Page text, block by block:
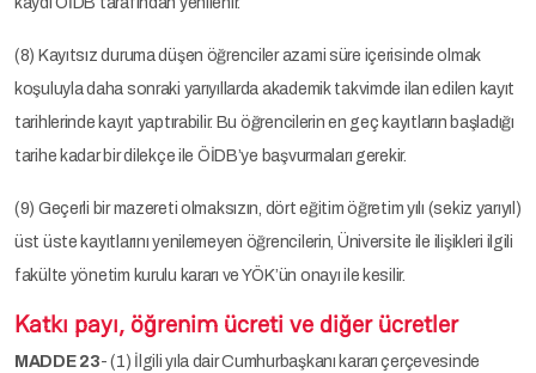
(8) Kayıtsız duruma düşen öğrenciler azami süre içerisinde olmak
koşuluyla daha sonraki yarıyıllarda akademik takvimde ilan edilen kayıt
tarihlerinde kayıt yaptırabilir. Bu öğrencilerin en geç kayıtların başladığı
tarihe kadar bir dilekçe ile ÖİDB’ye başvurmaları gerekir.
(9) Geçerli bir mazereti olmaksızın, dört eğitim öğretim yılı (sekiz yarıyıl)
üst üste kayıtlarını yenilemeyen öğrencilerin, Üniversite ile ilişikleri ilgili
fakülte yönetim kurulu kararı ve YÖK’ün onayı ile kesilir.
Katkı payı, öğrenim ücreti ve diğer ücretler
MADDE 23- (1) İlgili yıla dair Cumhurbaşkanı kararı çerçevesinde